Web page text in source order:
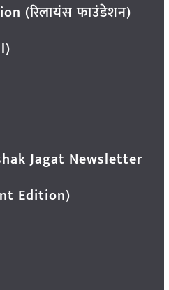
(रिलायंस फाउंडेशन)
Jagat Newsletter
Edition)